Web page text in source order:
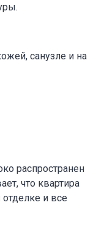
санузле и на
распространен
что квартира
и все